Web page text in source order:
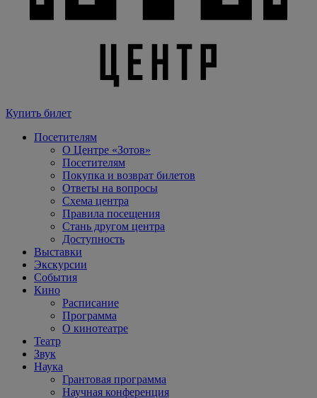
Купить билет
Посетителям
О Центре «Зотов»
Посетителям
Покупка и возврат билетов
Ответы на вопросы
Схема центра
Правила посещения
Стань другом центра
Доступность
Выставки
Экскурсии
События
Кино
Расписание
Программа
О кинотеатре
Театр
Звук
Наука
Грантовая программа
Научная конференция